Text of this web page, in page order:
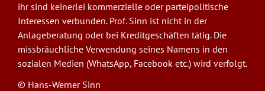
ihr sind keinerlei kommerzielle oder parteipolitische
Interessen verbunden. Prof. Sinn ist nicht in der
Anlageberatung oder bei Kreditgeschäften tätig. Die
missbräuchliche Verwendung seines Namens in den
sozialen Medien (WhatsApp, Facebook etc.) wird verfolgt.
© Hans-Werner Sinn